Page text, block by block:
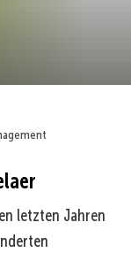
letzten Jahren